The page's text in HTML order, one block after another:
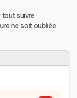
tout suivre
ne soit oubliée